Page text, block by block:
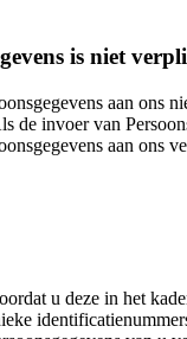
is niet
aan ons
de invoer van
aan
u deze in het